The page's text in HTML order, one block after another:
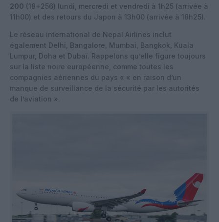
200 (18+256) lundi, mercredi et vendredi à 1h25 (arrivée à
11h00) et des retours du Japon à 13h00 (arrivée à 18h25).
Le réseau international de Nepal Airlines inclut
également Delhi, Bangalore, Mumbai, Bangkok, Kuala
Lumpur, Doha et Dubaï. Rappelons qu’elle figure toujours
sur la liste noire européenne , comme toutes les
compagnies aériennes du pays « « en raison d’un
manque de surveillance de la sécurité par les autorités
de l’aviation ».